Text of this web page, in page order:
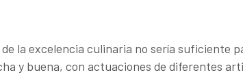
la excelencia culinaria no sería suficiente
y buena, con actuaciones de diferentes